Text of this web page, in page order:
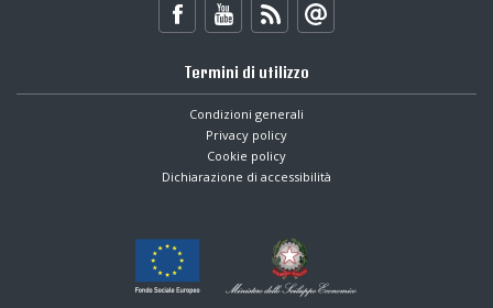
Termini di utilizzo
Condizioni generali
Privacy policy
Cookie policy
Dichiarazione di accessibilità